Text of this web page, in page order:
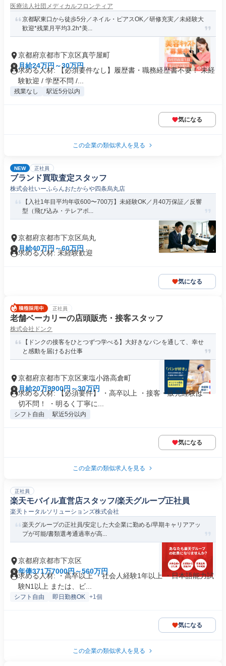
医療法人社団メディカルフロンティア
京都駅東口から徒歩5分／ネイル・ピアスOK／研修充実／未経験大
歓迎*残業月平均3.2h*美...
京都府京都市下京区真苧屋町
月給24万円～30万円
求める人材: 【必須要件なし】履歴書・職務経歴書不要！ 未経
験歓迎 / 学歴不問 /...
残業なし 駅近5分以内
気になる
この企業の類似求人を見る
NEW 正社員
ブランド買取査定スタッフ
株式会社いーふらんおたからや四条烏丸店
【入社1年目平均年収600〜700万】未経験OK／月40万保証／反響
型（飛び込み・テレアポ...
京都府京都市下京区烏丸
月給40万円～60万円
求める人材: 未経験歓迎
気になる
正社員
老舗ベーカリーの店頭販売・接客スタッフ
株式会社ドンク
【ドンクの接客をひとつずつ学べる】大好きなパンを通して、幸せ
と感動を届けるお仕事
京都府京都市下京区東塩小路高倉町
月給20万9900円～30万円
求める人材: 【必須要件】 ・高卒以上 ・接客・販売経験は一
切不問！ ・明るく丁寧に...
シフト自由 駅近5分以内
気になる
この企業の類似求人を見る
正社員
楽天モバイル直営店スタッフ/楽天グループ正社員
楽天トータルソリューションズ株式会社
楽天グループの正社員/安定した大企業に勤める/早期キャリアアッ
プが可能/書類選考通過率が高...
京都府京都市下京区
年俸371万7000円～560万円
求める人材: ・高卒以上 ・社会人経験1年以上 ・日本語能力試
験N1以上 または、ビ...
シフト自由 即日勤務OK +1個
気になる
この企業の類似求人を見る